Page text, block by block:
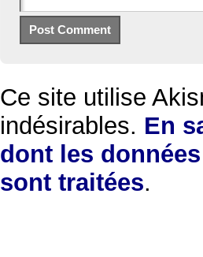
Ce site utilise
indésirables. En
dont les
sont traitées.